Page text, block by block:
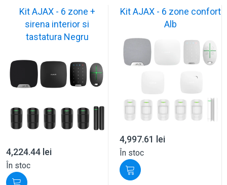
Kit AJAX - 6 zone +
sirena interior si
tastatura Negru
4,224.44 lei
În stoc
Kit AJAX - 6 zone confort
Alb
4,997.61 lei
În stoc